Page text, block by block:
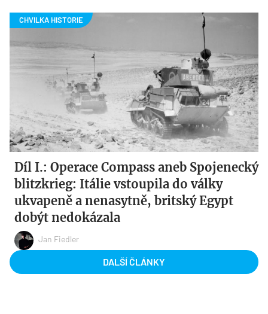
Díl I.: Operace Compass aneb Spojenecký
blitzkrieg: Itálie vstoupila do války
ukvapeně a nenasytně, britský Egypt
dobýt nedokázala
Jan Fiedler
DALŠÍ ČLÁNKY